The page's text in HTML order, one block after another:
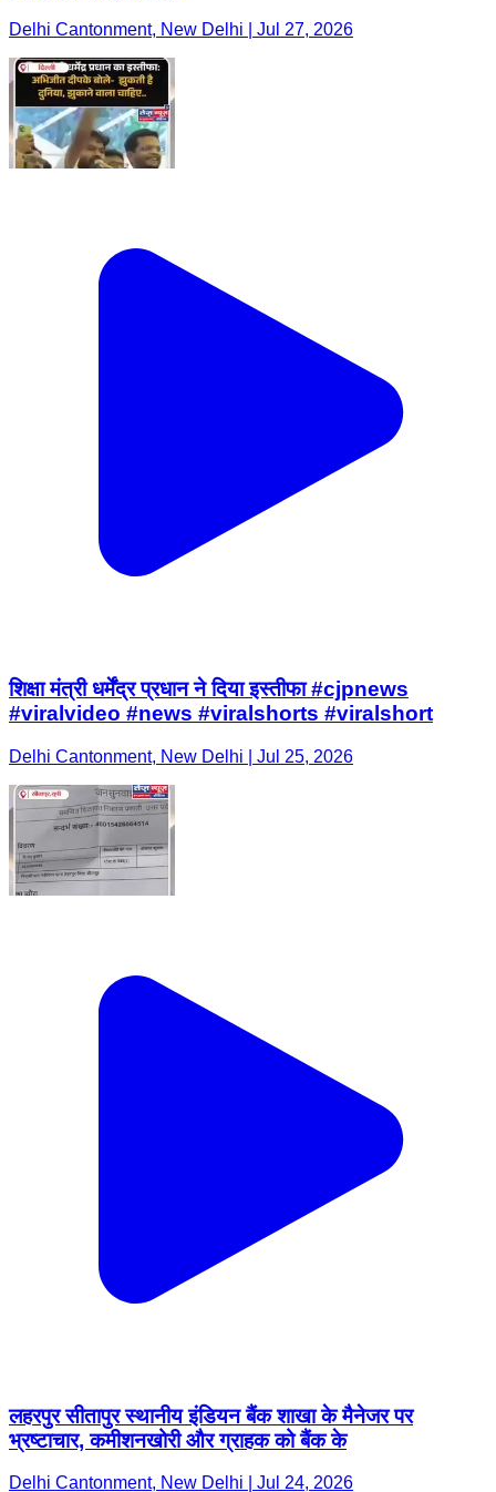
Delhi Cantonment, New Delhi | Jul 27, 2026
शिक्षा मंत्री धर्मेंद्र प्रधान ने दिया इस्तीफा #cjpnews
#viralvideo #news #viralshorts #viralshort
Delhi Cantonment, New Delhi | Jul 25, 2026
लहरपुर सीतापुर स्थानीय इंडियन बैंक शाखा के मैनेजर पर
भ्रष्टाचार, कमीशनखोरी और ग्राहक को बैंक के
Delhi Cantonment, New Delhi | Jul 24, 2026